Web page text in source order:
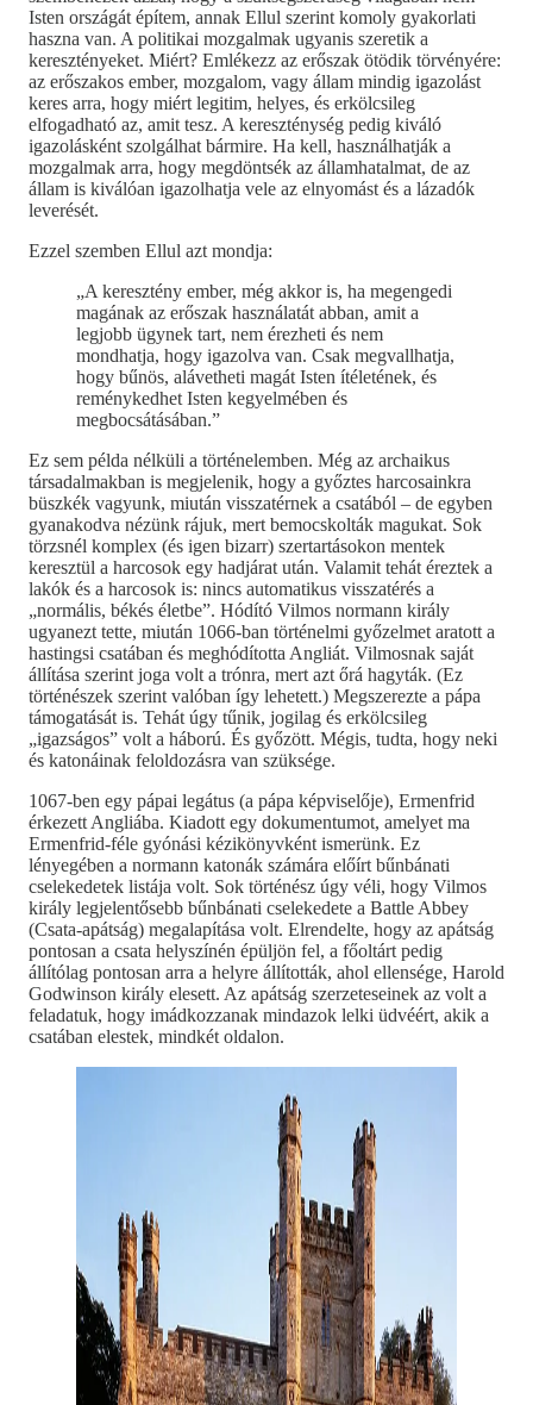
Isten országát építem, annak Ellul szerint komoly gyakorlati
haszna van. A politikai mozgalmak ugyanis szeretik a
keresztényeket. Miért? Emlékezz az erőszak ötödik törvényére:
az erőszakos ember, mozgalom, vagy állam mindig igazolást
keres arra, hogy miért legitim, helyes, és erkölcsileg
elfogadható az, amit tesz. A kereszténység pedig kiváló
igazolásként szolgálhat bármire. Ha kell, használhatják a
mozgalmak arra, hogy megdöntsék az államhatalmat, de az
állam is kiválóan igazolhatja vele az elnyomást és a lázadók
leverését.
Ezzel szemben Ellul azt mondja:
„A keresztény ember, még akkor is, ha megengedi
magának az erőszak használatát abban, amit a
legjobb ügynek tart, nem érezheti és nem
mondhatja, hogy igazolva van. Csak megvallhatja,
hogy bűnös, alávetheti magát Isten ítéletének, és
reménykedhet Isten kegyelmében és
megbocsátásában.”
Ez sem példa nélküli a történelemben. Még az archaikus
társadalmakban is megjelenik, hogy a győztes harcosainkra
büszkék vagyunk, miután visszatérnek a csatából – de egyben
gyanakodva nézünk rájuk, mert bemocskolták magukat. Sok
törzsnél komplex (és igen bizarr) szertartásokon mentek
keresztül a harcosok egy hadjárat után. Valamit tehát éreztek a
lakók és a harcosok is: nincs automatikus visszatérés a
„normális, békés életbe”. Hódító Vilmos normann király
ugyanezt tette, miután 1066-ban történelmi győzelmet aratott a
hastingsi csatában és meghódította Angliát. Vilmosnak saját
állítása szerint joga volt a trónra, mert azt őrá hagyták. (Ez
történészek szerint valóban így lehetett.) Megszerezte a pápa
támogatását is. Tehát úgy tűnik, jogilag és erkölcsileg
„igazságos” volt a háború. És győzött. Mégis, tudta, hogy neki
és katonáinak feloldozásra van szüksége.
1067-ben egy pápai legátus (a pápa képviselője), Ermenfrid
érkezett Angliába. Kiadott egy dokumentumot, amelyet ma
Ermenfrid-féle gyónási kézikönyvként ismerünk. Ez
lényegében a normann katonák számára előírt bűnbánati
cselekedetek listája volt. Sok történész úgy véli, hogy Vilmos
király legjelentősebb bűnbánati cselekedete a Battle Abbey
(Csata-apátság) megalapítása volt. Elrendelte, hogy az apátság
pontosan a csata helyszínén épüljön fel, a főoltárt pedig
állítólag pontosan arra a helyre állították, ahol ellensége, Harold
Godwinson király elesett. Az apátság szerzeteseinek az volt a
feladatuk, hogy imádkozzanak mindazok lelki üdvéért, akik a
csatában elestek, mindkét oldalon.